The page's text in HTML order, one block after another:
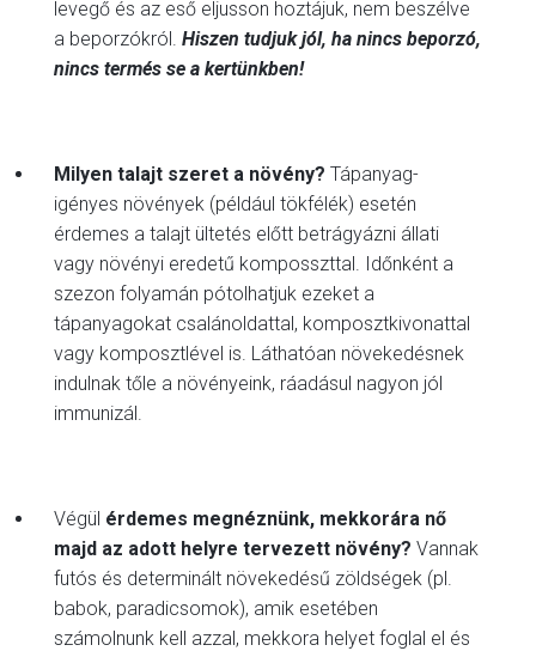
levegő és az eső eljusson hoztájuk, nem beszélve
a beporzókról. Hiszen tudjuk jól, ha nincs beporzó,
nincs termés se a kertünkben!
Milyen talajt szeret a növény? Tápanyag-
igényes növények (például tökfélék) esetén
érdemes a talajt ültetés előtt betrágyázni állati
vagy növényi eredetű komposszttal. Időnként a
szezon folyamán pótolhatjuk ezeket a
tápanyagokat csalánoldattal, komposztkivonattal
vagy komposztlével is. Láthatóan növekedésnek
indulnak tőle a növényeink, ráadásul nagyon jól
immunizál.
Végül érdemes megnéznünk, mekkorára nő
majd az adott helyre tervezett növény? Vannak
futós és determinált növekedésű zöldségek (pl.
babok, paradicsomok), amik esetében
számolnunk kell azzal, mekkora helyet foglal el és